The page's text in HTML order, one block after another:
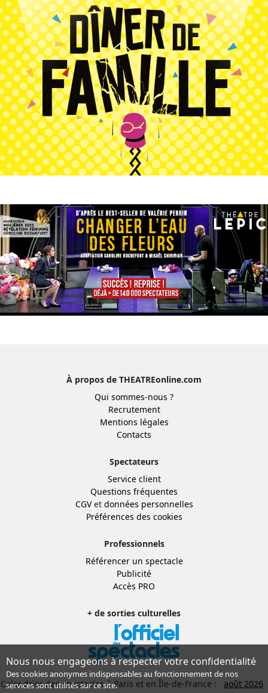
À propos de THEATREonline.com
Qui sommes-nous ?
Recrutement
Mentions légales
Contacts
Spectateurs
Service client
Questions fréquentes
CGVet données personnelles
Préférences des cookies
Professionnels
Référencer un spectacle
Publicité
Accès PRO
+ de sorties culturelles
Calendrier des spectacles à Paris et en Île-de-France :
août 2026
Nous nous engageons à respecter votre confidentialité
Des cookies anonymes indispensables au fonctionnement de nos
services sont utilisés sur ce site.